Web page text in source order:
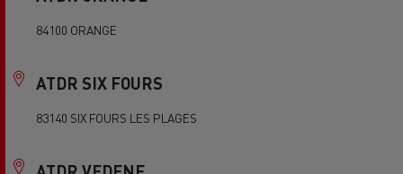
84100 ORANGE
ATDR SIX FOURS
83140 SIX FOURS LES PLAGES